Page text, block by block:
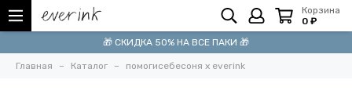
Корзина
0 ₽
🎁 СКИДКА 50% НА ВСЕ ПАКИ 🎁
Главная Каталог помогисебесоня x everink